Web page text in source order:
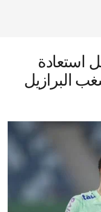
استعادة
البرازيل